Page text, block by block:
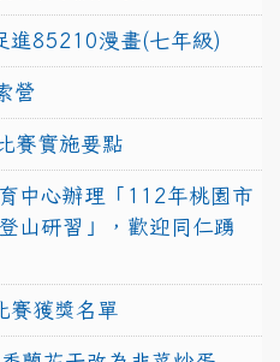
進85210漫畫(七年級)
營
賽實施要點
中心辦理「112年桃園市
山研習」，歡迎同仁踴
賽獲獎名單